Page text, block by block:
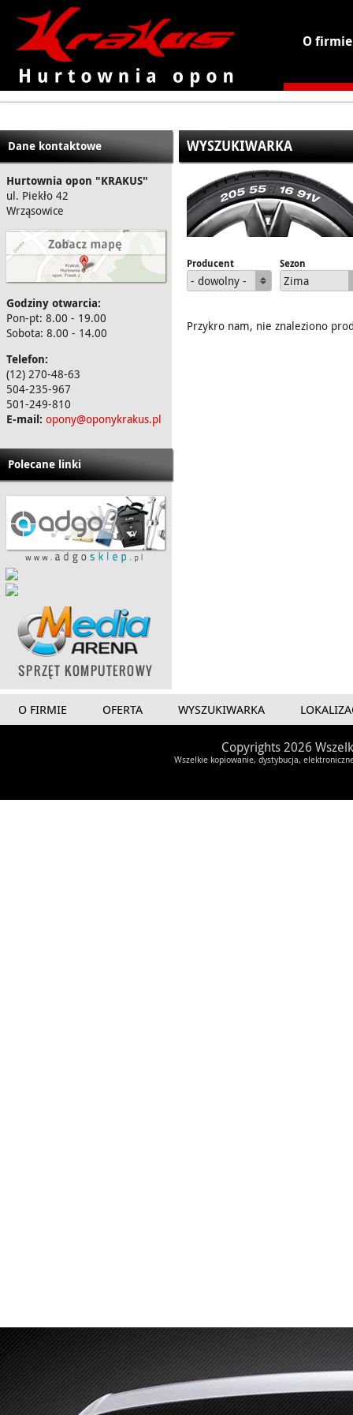
KRAKUS - hurtownia opon
O firmie
Dane kontaktowe
Hurtownia opon "KRAKUS"
ul. Piekło 42
Wrząsowice
Godziny otwarcia:
Pon-pt: 8.00 - 19.00
Sobota: 8.00 - 14.00
Telefon:
(12) 270-48-63
504-235-967
501-249-810
E-mail: opony@oponykrakus.pl
Polecane linki
WYSZUKIWARKA
Producent
- dowolny -
Sezon
Zima
Przykro nam, nie znaleziono
O FIRMIE OFERTA WYSZUKIWARKA
Copyrights 2026
Wszelkie kopiowanie, dystybucja,